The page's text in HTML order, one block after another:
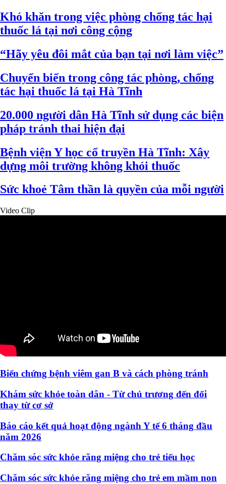
Khó khăn trong việc phòng chống tác hại
thuốc lá tại nơi công cộng
“Hãy yêu đôi mắt của bạn tại nơi làm việc”
Chuyển biến trong công tác phòng, chống
tác hại thuốc lá tại Hà Tĩnh
20.000 người dân Hà Tĩnh sử dụng các biện
pháp tránh thai hiện đại
Bệnh viện Y học cổ truyền Hà Tĩnh: Xây
dựng môi trường không khói thuốc
Sức khoẻ Tâm thần là quyền của mỗi người
Video Clip
Biến chứng bệnh viêm gan B và cách phòng tránh
Khám sức khỏe toàn dân - Từ chủ trương đến đổi
thay từ cơ sở
Báo cáo kết quả hoạt động ngành Y tế 6 tháng đầu
năm 2026
Chăm sóc sức khỏe răng miệng cho trẻ tiểu học
Chăm sóc sức khỏe răng miệng cho trẻ em mầm non